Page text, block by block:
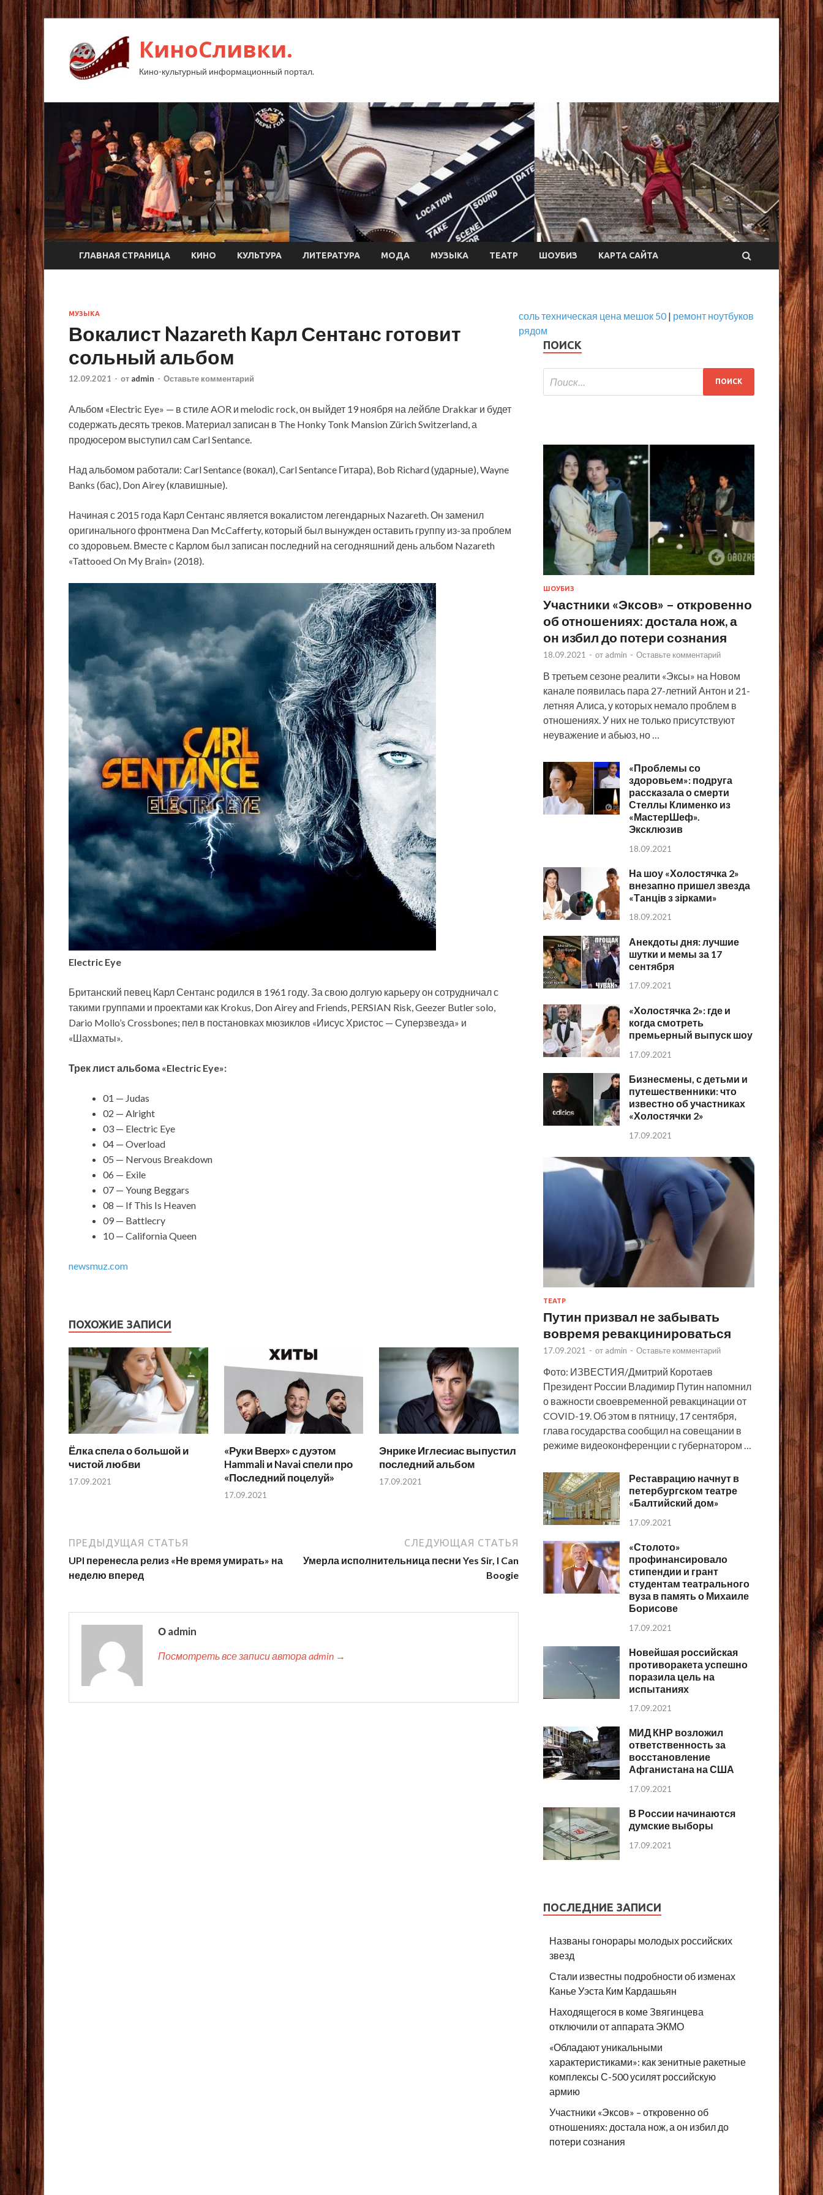
КиноСливки.
Кино-культурный информационный портал.
ГЛАВНАЯ СТРАНИЦА КИНО КУЛЬТУРА ЛИТЕРАТУРА МОДА МУЗЫКА ТЕАТР ШОУБИЗ КАРТА САЙТА
МУЗЫКА
Вокалист Nazareth Карл Сентанс готовит
сольный альбом
12.09.2021 - от admin - Оставьте комментарий
Альбом «Electric Eye» — в стиле AOR и melodic rock, он выйдет 19 ноября на лейбле Drakkar и будет
содержать десять треков. Материал записан в The Honky Tonk Mansion Zürich Switzerland, а
продюсером выступил сам Carl Sentance.
Над альбомом работали: Carl Sentance (вокал), Carl Sentance Гитара), Bob Richard (ударные), Wayne
Banks (бас), Don Airey (клавишные).
Начиная с 2015 года Карл Сентанс является вокалистом легендарных Nazareth. Он заменил
оригинального фронтмена Dan McCafferty, который был вынужден оставить группу из-за проблем
со здоровьем. Вместе с Карлом был записан последний на сегодняшний день альбом Nazareth
«Tattooed On My Brain» (2018).
Electric Eye
Британский певец Карл Сентанс родился в 1961 году. За свою долгую карьеру он сотрудничал с
такими группами и проектами как Krokus, Don Airey and Friends, PERSIAN Risk, Geezer Butler solo,
Dario Mollo’s Crossbones; пел в постановках мюзиклов «Иисус Христос — Суперзвезда» и
«Шахматы».
Трек лист альбома «Electric Eye»:
01 — Judas
02 — Alright
03 — Electric Eye
04 — Overload
05 — Nervous Breakdown
06 — Exile
07 — Young Beggars
08 — If This Is Heaven
09 — Battlecry
10 — California Queen
newsmuz.com
ПОХОЖИЕ ЗАПИСИ
Ёлка спела о большой и
чистой любви
17.09.2021
«Руки Вверх» с дуэтом
Hammali и Navai спели про
«Последний поцелуй»
17.09.2021
Энрике Иглесиас выпустил
последний альбом
17.09.2021
ПРЕДЫДУЩАЯ СТАТЬЯ
UPI перенесла релиз «Не время умирать» на
неделю вперед
СЛЕДУЮЩАЯ СТАТЬЯ
Умерла исполнительница песни Yes Sir, I Can
Boogie
О admin
Посмотреть все записи автора admin →
соль техническая цена мешок 50| ремонт ноутбуков
рядом
ПОИСК
ШОУБИЗ
Участники «Эксов» – откровенно
об отношениях: достала нож, а
он избил до потери сознания
18.09.2021 - от admin - Оставьте комментарий
В третьем сезоне реалити «Эксы» на Новом
канале появилась пара 27-летний Антон и 21-
летняя Алиса, у которых немало проблем в
отношениях. У них не только присутствуют
неуважение и абьюз, но …
«Проблемы со
здоровьем»: подруга
рассказала о смерти
Стеллы Клименко из
«МастерШеф».
Эксклюзив
18.09.2021
На шоу «Холостячка 2»
внезапно пришел звезда
«Танців з зірками»
18.09.2021
Анекдоты дня: лучшие
шутки и мемы за 17
сентября
17.09.2021
«Холостячка 2»: где и
когда смотреть
премьерный выпуск шоу
17.09.2021
Бизнесмены, с детьми и
путешественники: что
известно об участниках
«Холостячки 2»
17.09.2021
ТЕАТР
Путин призвал не забывать
вовремя ревакцинироваться
17.09.2021 - от admin - Оставьте комментарий
Фото: ИЗВЕСТИЯ/Дмитрий Коротаев
Президент России Владимир Путин напомнил
о важности своевременной ревакцинации от
COVID-19. Об этом в пятницу, 17 сентября,
глава государства сообщил на совещании в
режиме видеоконференции с губернатором …
Реставрацию начнут в
петербургском театре
«Балтийский дом»
17.09.2021
«Столото»
профинансировало
стипендии и грант
студентам театрального
вуза в память о Михаиле
Борисове
17.09.2021
Новейшая российская
противоракета успешно
поразила цель на
испытаниях
17.09.2021
МИД КНР возложил
ответственность за
восстановление
Афганистана на США
17.09.2021
В России начинаются
думские выборы
17.09.2021
ПОСЛЕДНИЕ ЗАПИСИ
Названы гонорары молодых российских
звезд
Стали известны подробности об изменах
Канье Уэста Ким Кардашьян
Находящегося в коме Звягинцева
отключили от аппарата ЭКМО
«Обладают уникальными
характеристиками»: как зенитные ракетные
комплексы С-500 усилят российскую
армию
Участники «Эксов» – откровенно об
отношениях: достала нож, а он избил до
потери сознания